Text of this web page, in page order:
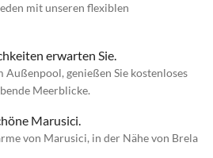
mit unseren flexiblen
erwarten Sie.
Außenpool, genießen Sie kostenloses
Meerblicke.
Marusici.
von Marusici, in der Nähe von Brela